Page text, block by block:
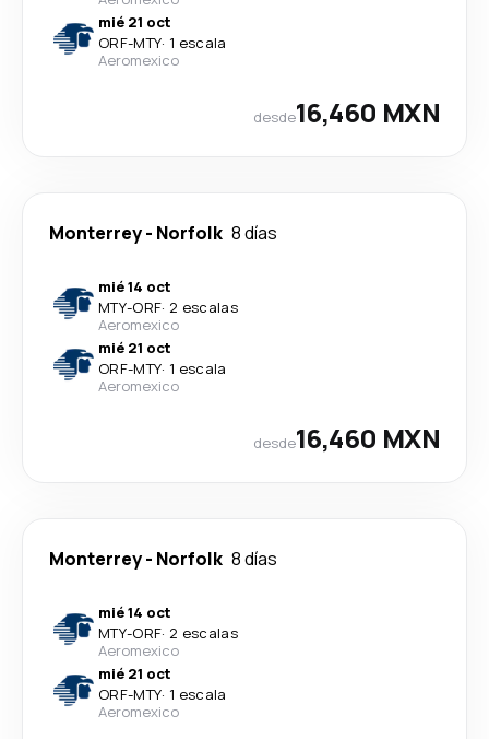
mié 21 oct
ORF-MTY· 1 escala
Aeromexico
desde16,460 MXN
Monterrey- Norfolk 8 días
mié 14 oct
MTY-ORF· 2 escalas
Aeromexico
mié 21 oct
ORF-MTY· 1 escala
Aeromexico
desde16,460 MXN
Monterrey- Norfolk 8 días
mié 14 oct
MTY-ORF· 2 escalas
Aeromexico
mié 21 oct
ORF-MTY· 1 escala
Aeromexico